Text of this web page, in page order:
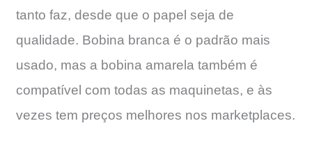
tanto faz, desde que o papel seja de
qualidade. Bobina branca é o padrão mais
usado, mas a bobina amarela também é
compatível com todas as maquinetas, e às
vezes tem preços melhores nos marketplaces.